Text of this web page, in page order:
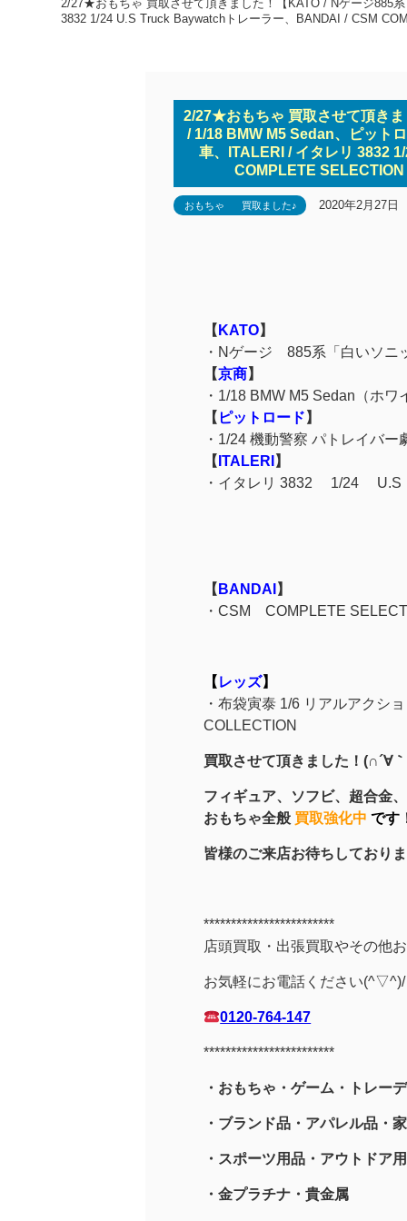
2/27★おもちゃ 買取させて頂きました！【KATO / Nゲージ885
3832 1/24 U.S Truck Baywatchトレーラー、BANDAI / CSM
2/27★おもちゃ 買取させて頂き
/ 1/18 BMW M5 Sedan、ピット
車、ITALERI / イタレリ 3832
COMPLETE
おもちゃ 買取ました♪ 2020年2月27日
【 KATO】
・Nゲージ 885系「白いソ
【京商】
・1/18 BMW M5 Sedan（ホワ
【 ピットロード 】
・1/24 機動警察 パトレイバ
【 ITALERI 】
・イタレリ 3832 1/24
【 BANDAI 】
・CSM COMPLETE
【 レッズ】
・布袋寅泰 1/6 リアルアクシ
COLLECTION
買取させて頂きました！(∩´∀
フィギュア、
ソフビ、超合金
おもちゃ全般 買取強化中 です
皆様のご来店お待ちしており
************************
店頭買取・出張買取やその他
お気軽にお電話ください(^▽^)/
0120-764-147
************************
・おもちゃ・ゲーム・トレー
・ブランド品・アパレル品・
・スポーツ用品 ・アウトドア
・金プラチナ・貴金属